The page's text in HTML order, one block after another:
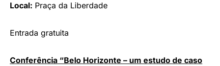
Local: Praça da Liberdade
Entrada gratuita
Conferência “Belo Horizonte – um estudo de caso